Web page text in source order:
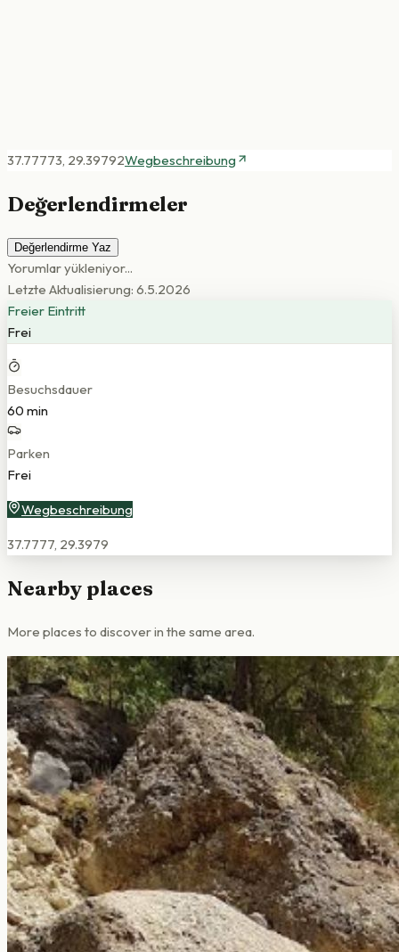
37.77773, 29.39792Wegbeschreibung
Değerlendirmeler
Değerlendirme Yaz
Yorumlar yükleniyor...
Letzte Aktualisierung: 6.5.2026
Freier Eintritt
Frei
Besuchsdauer
60 min
Parken
Frei
Wegbeschreibung
37.7777, 29.3979
Nearby places
More places to discover in the same area.